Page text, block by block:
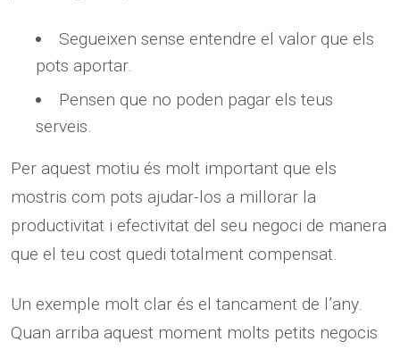
Segueixen sense entendre el valor que els
pots aportar.
Pensen que no poden pagar els teus
serveis.
Per aquest motiu és molt important que els
mostris com pots ajudar-los a millorar la
productivitat i efectivitat del seu negoci de manera
que el teu cost quedi totalment compensat.
Un exemple molt clar és el tancament de l’any.
Quan arriba aquest moment molts petits negocis